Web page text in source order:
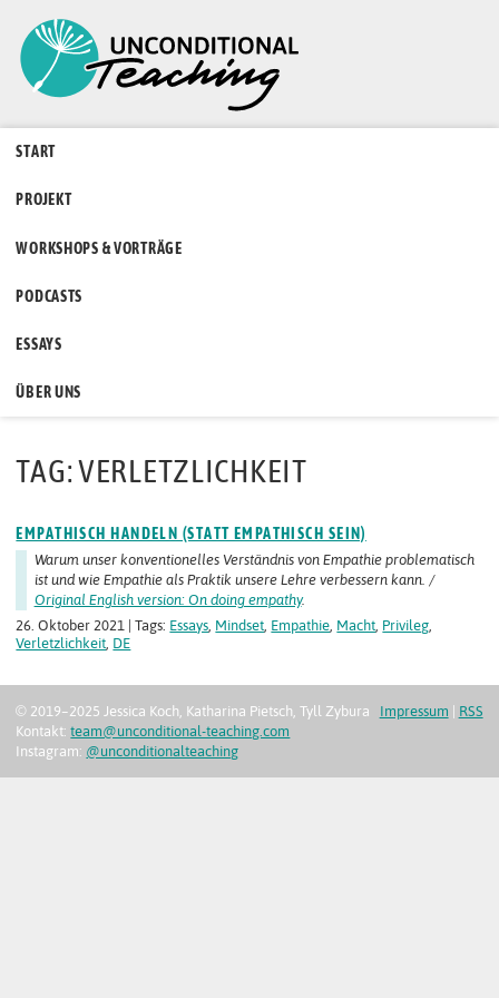
START
PROJEKT
WORKSHOPS & VORTRÄGE
PODCASTS
ESSAYS
ÜBER UNS
TAG: VERLETZLICHKEIT
EMPATHISCH HANDELN (STATT EMPATHISCH SEIN)
Warum unser konventionelles Verständnis von Empathie problematisch
ist und wie Empathie als Praktik unsere Lehre verbessern kann. /
Original English version: On doing empathy.
26. Oktober 2021 | Tags: Essays, Mindset, Empathie, Macht, Privileg,
Verletzlichkeit, DE
© 2019–2025 Jessica Koch, Katharina Pietsch, Tyll Zybura
Kontakt:team@unconditional-teaching.com
Instagram: @unconditionalteaching
Impressum | RSS